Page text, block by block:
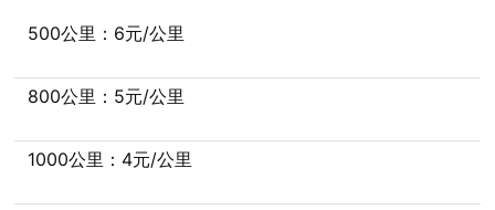
500公里：6元/公里
800公里：5元/公里
1000公里：4元/公里